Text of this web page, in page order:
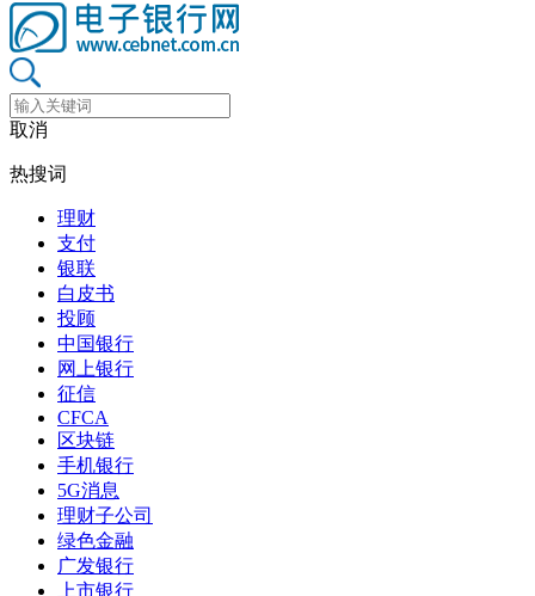
取消
热搜词
理财
支付
银联
白皮书
投顾
中国银行
网上银行
征信
CFCA
区块链
手机银行
5G消息
理财子公司
绿色金融
广发银行
上市银行